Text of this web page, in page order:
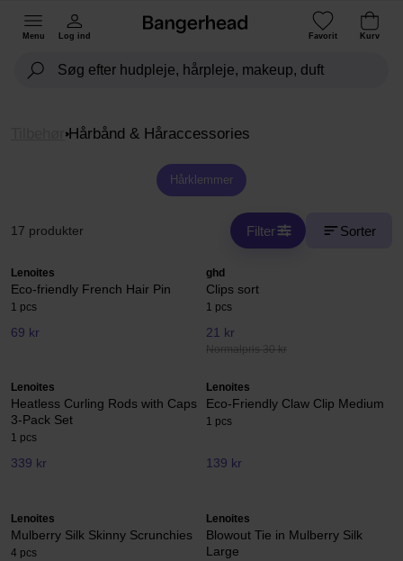
Menu Log ind Favorit Kurv
Hårbånd & Håraccessories
Hårklemmer
17 produkter Filter Sorter
Lenoites
Eco-friendly French Hair Pin
1 pcs
69 kr
ghd
Clips sort
1 pcs
21 kr
Normalpris 30 kr
Lenoites
Heatless Curling Rods with Caps
3-Pack Set
1 pcs
339 kr
Lenoites
Eco-Friendly Claw Clip Medium
1 pcs
139 kr
Lenoites
Mulberry Silk Skinny Scrunchies
4 pcs
Lenoites
Blowout Tie in Mulberry Silk
Large